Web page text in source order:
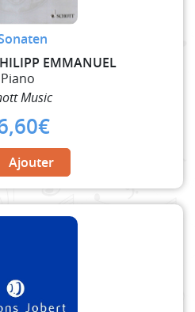
EMMANUEL
Piano
Music
€
Ajouter